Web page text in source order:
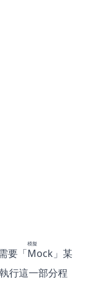
要「Mock
模擬
」某
行這一部分程